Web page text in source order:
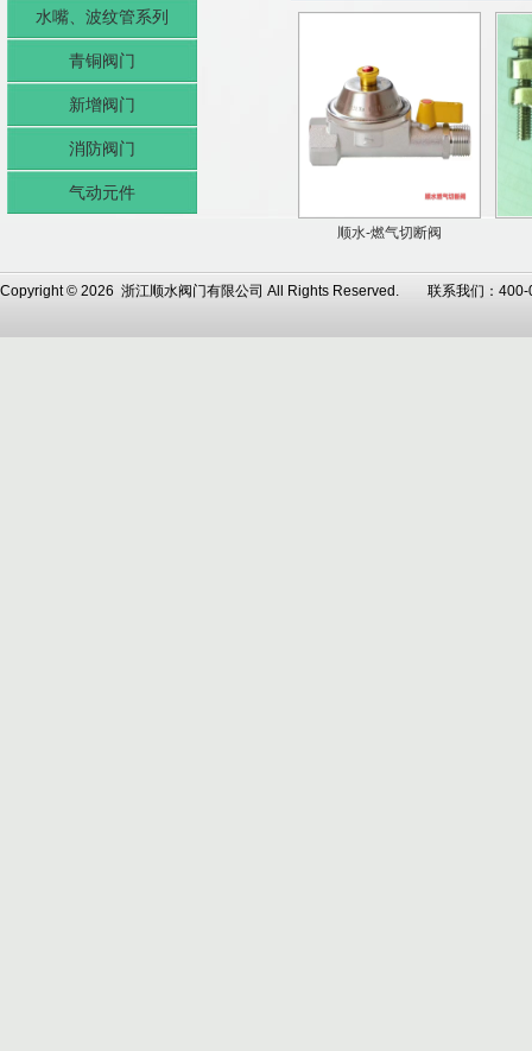
水嘴、波纹管系列
青铜阀门
新增阀门
消防阀门
气动元件
顺水-燃气切断阀
Copyright © 2026 浙江顺水阀门有限公司 All Rights Reserved. 联系我们：